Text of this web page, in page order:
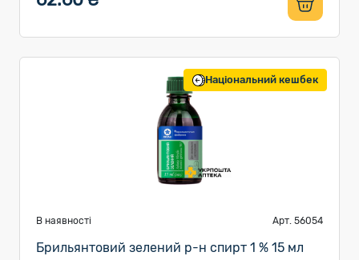
Національний кешбек
В наявності Арт. 56054
Брильянтовий зелений р-н спирт 1 % 15 мл